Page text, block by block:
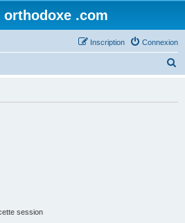
.com
Connexion
Inscription
session